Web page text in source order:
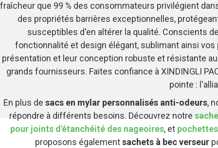
fraîcheur que 99 % des consommateurs privilégient
des propriétés barrières exceptionnelles,
susceptibles d'en altérer la qualité. Conscients
fonctionnalité et design élégant, sublimant ainsi
présentation et leur conception robuste et résistante
grands fournisseurs. Faites confiance à XINDINGLI
pointe :
En plus de sacs en mylar personnalisés anti-odeurs,
répondre à différents besoins. Découvrez notre
pour joints d'étanchéité des nageoires, et
proposons égalementsachets à bec verseur